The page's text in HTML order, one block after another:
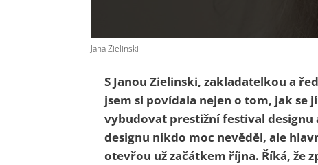
Jana Zielinski
S Janou Zielinski, zakladatelkou a
jsem si povídala nejen o tom, jak se
vybudovat prestižní festival designu
designu nikdo moc nevěděl, ale
otevřou už začátkem října. Říká, že